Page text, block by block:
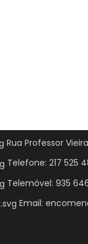
Rua Professor
Telefone: 217 525
Telemóvel: 935
Email: